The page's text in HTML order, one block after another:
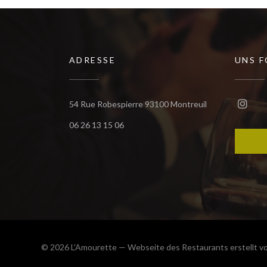
ADRESSE
54 Rue Robespierre 93100 Montreuil((öffnet ein
06 26 13 15 06
UNS
© 2026 L'Amourette — Webseite des Restaurants erstellt